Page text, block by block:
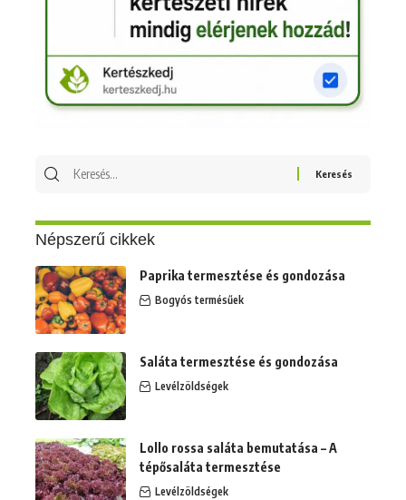
Keresés
Népszerű cikkek
Paprika termesztése és gondozása
Bogyós termésűek
Saláta termesztése és gondozása
Levélzöldségek
Lollo rossa saláta bemutatása – A
tépősaláta termesztése
Levélzöldségek